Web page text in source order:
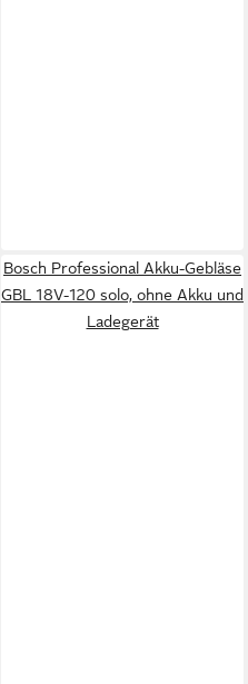
Bosch Professional Akku-Gebläse
GBL 18V-120 solo, ohne Akku und
Ladegerät